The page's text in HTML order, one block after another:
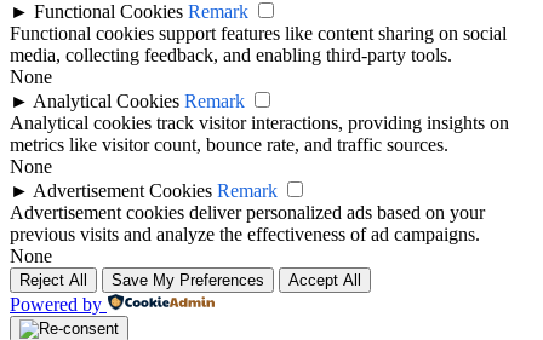
► Functional Cookies Remark
Functional cookies support features like content sharing on social
media, collecting feedback, and enabling third-party tools.
None
► Analytical Cookies Remark
Analytical cookies track visitor interactions, providing insights on
metrics like visitor count, bounce rate, and traffic sources.
None
► Advertisement Cookies Remark
Advertisement cookies deliver personalized ads based on your
previous visits and analyze the effectiveness of ad campaigns.
None
Reject All Save My Preferences Accept All
Powered by